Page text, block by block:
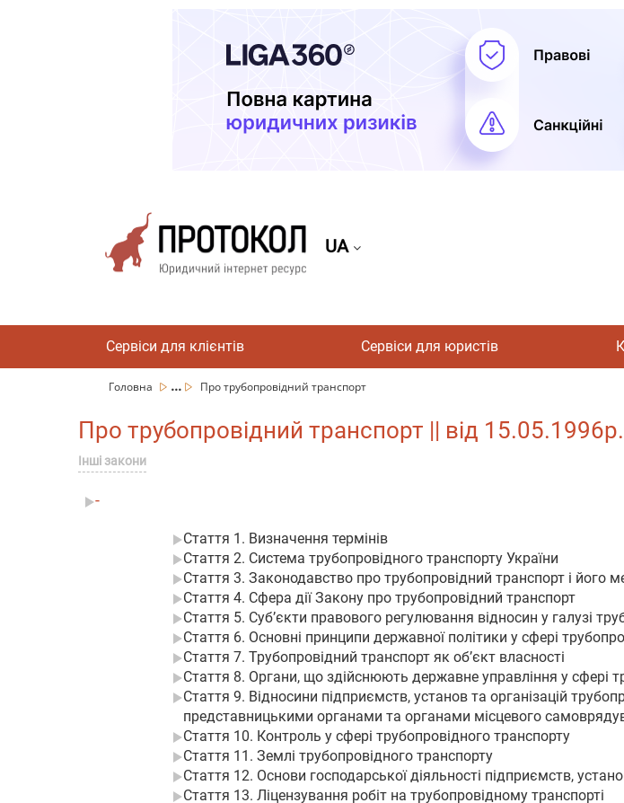
UA
Сервіси для клієнтів Сервіси для юристів
Головна ... Про трубопровідний транспорт
Про трубопровідний транспорт || від
Інші закони
-
Стаття 1. Визначення термінів
Стаття 2. Система трубопровідного транспорту України
Стаття 3. Законодавство про трубопровідний транспорт і його
Стаття 4. Сфера дії Закону про трубопровідний транспорт
Стаття 5. Суб’єкти правового регулювання відносин у галузі
Стаття 6. Основні принципи державної політики у сфері
Стаття 7. Трубопровідний транспорт як об’єкт власності
Стаття 8. Органи, що здійснюють державне управління у сфері
Стаття 9. Відносини підприємств, установ та організацій
представницькими органами та органами місцевого
Стаття 10. Контроль у сфері трубопровідного транспорту
Стаття 11. Землі трубопровідного транспорту
Стаття 12. Основи господарської діяльності підприємств,
Стаття 13. Ліцензування робіт на трубопровідному транспорті